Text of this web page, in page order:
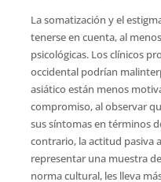
La somatización y el
tenerse en cuenta, al
psicológicas. Los clínicos
occidental podrían
asiático están menos
compromiso, al observar
sus síntomas en términos
contrario, la actitud pasiva
representar una muestra
norma cultural, les lleva